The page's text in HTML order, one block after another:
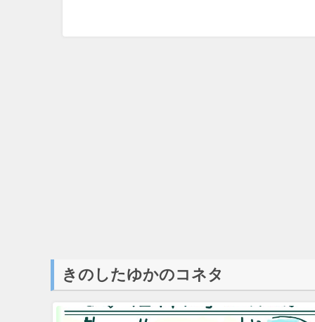
きのしたゆかのコネタ